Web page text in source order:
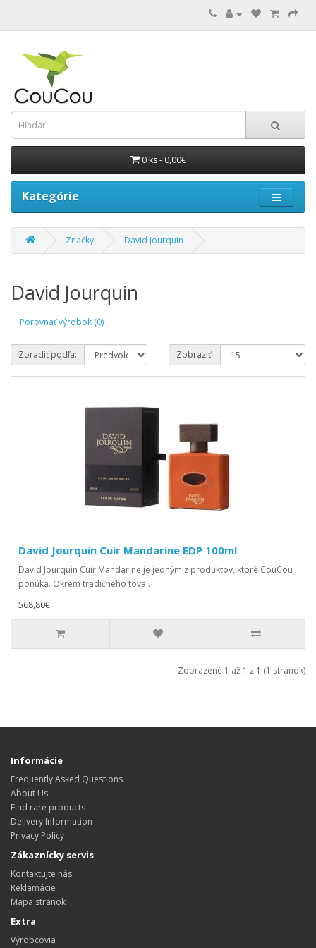
0 ks - 0,00€
Kategórie
Značky David Jourquin
David Jourquin
Porovnať výrobok (0)
Zoradiť podľa: Zobraziť:
David Jourquin Cuir Mandarine EDP 100ml
David Jourquin Cuir Mandarine je jedným z produktov, ktoré CouCou
ponúka. Okrem tradičného tova..
568,80€
Zobrazené 1 až 1 z 1 (1 stránok)
Informácie
Frequently Asked Questions
About Us
Find rare products
Delivery Information
Privacy Policy
Zákaznícky servis
Kontaktujte nás
Reklamácie
Mapa stránok
Extra
Výrobcovia